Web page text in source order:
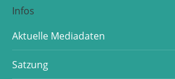
Infos
Aktuelle Mediadaten
Satzung